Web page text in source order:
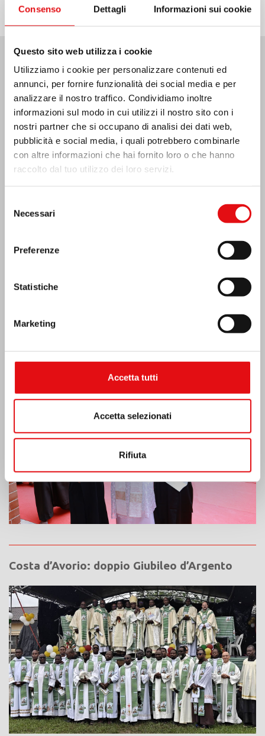
Consenso Dettagli Informazioni sui cookie
Questo sito web utilizza i cookie
Utilizziamo i cookie per personalizzare contenuti ed
annunci, per fornire funzionalità dei social media e per
analizzare il nostro traffico. Condividiamo inoltre
informazioni sul modo in cui utilizzi il nostro sito con i
nostri partner che si occupano di analisi dei dati web,
pubblicità e social media, i quali potrebbero combinarle
con altre informazioni che hai fornito loro o che hanno
raccolto dal tuo utilizzo dei loro servizi.
delNecessari
Preferenze
Statistiche
Marketing
Accetta tutti
Accetta selezionati
Rifiuta
Ultime Notizie:
MESSICO: ASSEMBLEA PLENARIA OCD
“Lumen Carmeli”
Costa d’Avorio: doppio Giubileo d’Argento